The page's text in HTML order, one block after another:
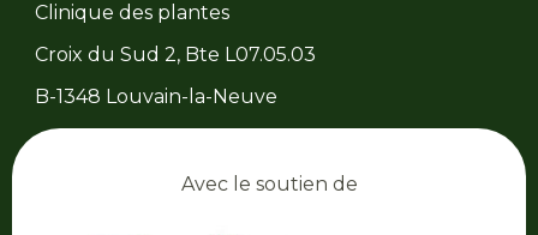
Clinique des plantes
Croix du Sud 2, Bte L07.05.03
B-1348 Louvain-la-Neuve
Avec le soutien de